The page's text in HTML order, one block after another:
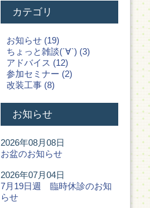
カテゴリ
お知らせ (19)
ちょっと雑談(´∀`) (3)
アドバイス (12)
参加セミナー (2)
改装工事 (8)
お知らせ
2026年08月08日
お盆のお知らせ
2026年07月04日
7月19日週 臨時休診のお知
らせ